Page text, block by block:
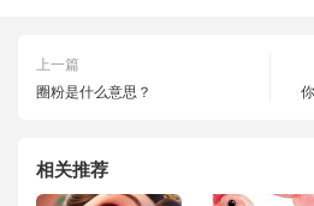
上一篇
圈粉是什么意思？
相关推荐